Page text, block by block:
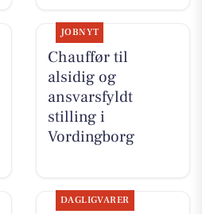
JOBNYT
Chauffør til
alsidig og
ansvarsfyldt
stilling i
Vordingborg
DAGLIGVARER